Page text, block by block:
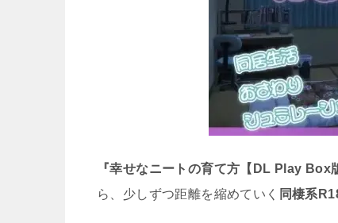
『幸せなニートの育て方【DL Play Box
ら、少しずつ距離を縮めていく 同棲系